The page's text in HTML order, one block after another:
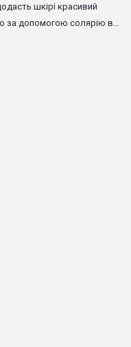
шкірі красивий
за допомогою солярію ви